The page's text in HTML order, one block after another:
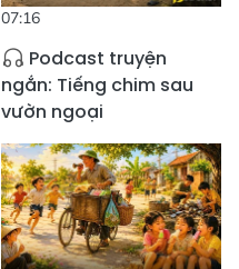
07:16
Podcast truyện
ngắn: Tiếng chim sau
vườn ngoại